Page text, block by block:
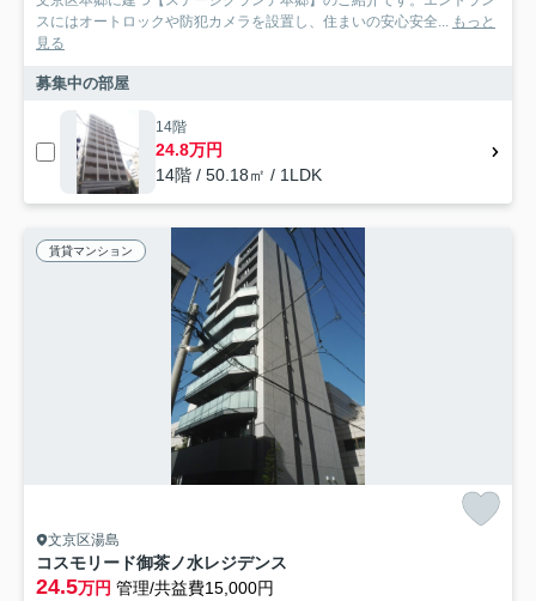
スにはオートロックや防犯カメラを設置し、住まいの安心安全... もっと
見る
募集中の部屋
14階
24.8万円
14階 / 50.18㎡ / 1LDK
賃貸マンション
文京区湯島
コスモリード御茶ノ水レジデンス
24.5万円 管理/共益費15,000円